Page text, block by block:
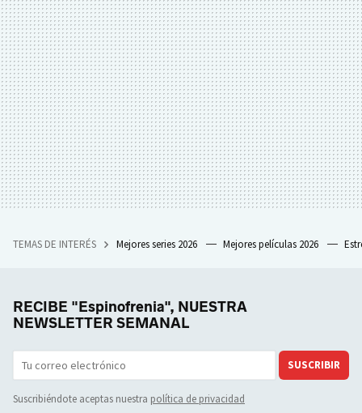
TEMAS DE INTERÉS Mejores series 2026 Mejores películas 2026
RECIBE "Espinofrenia", NUESTRA
NEWSLETTER SEMANAL
SUSCRIBIR
Suscribiéndote aceptas nuestra política de privacidad